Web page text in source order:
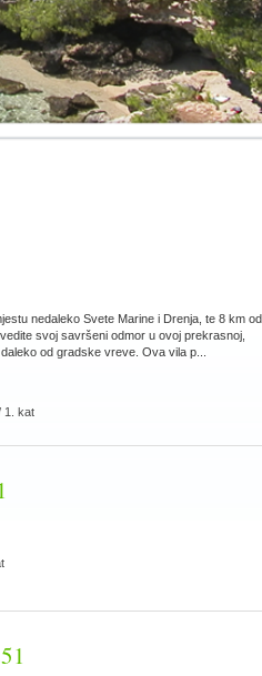
nedaleko Svete Marine i Drenja, te 8 km od
svoj savršeni odmor u ovoj prekrasnoj,
od gradske vreve. Ova vila p...
1. kat